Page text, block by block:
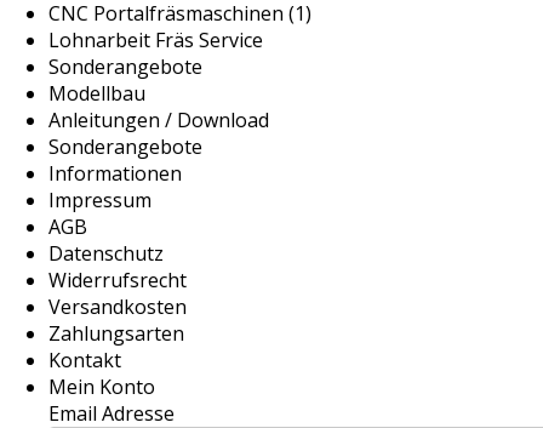
CNC Portalfräsmaschinen (1)
Lohnarbeit Fräs Service
Sonderangebote
Modellbau
Anleitungen / Download
Sonderangebote
Informationen
Impressum
AGB
Datenschutz
Widerrufsrecht
Versandkosten
Zahlungsarten
Kontakt
Mein Konto
Email Adresse